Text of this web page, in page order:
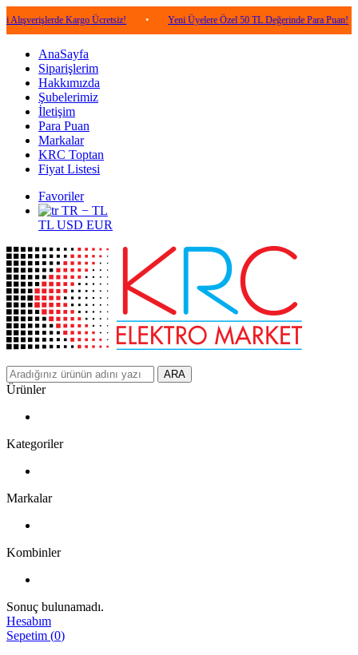
Kargo Ücretsiz! • Yeni Üyelere Özel 50 TL Değerinde Para Puan! •
AnaSayfa
Siparişlerim
Hakkımızda
Şubelerimiz
İletişim
Para Puan
Markalar
KRC Toptan
Fiyat Listesi
Favoriler
TR − TL
TL USD EUR
ARA
Ürünler
Kategoriler
Markalar
Kombinler
Sonuç bulunamadı.
Hesabım
Sepetim (0)